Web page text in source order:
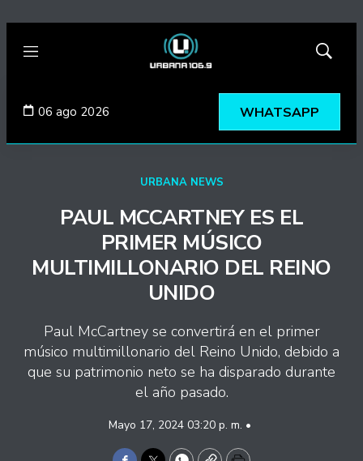
Menú
Mostrar
06 ago 2026 WHATSAPP
URBANA NEWS
PAUL MCCARTNEY ES EL
PRIMER MÚSICO
MULTIMILLONARIO DEL REINO
UNIDO
Paul McCartney se convertirá en el primer
músico multimillonario del Reino Unido, debido a
que su patrimonio neto se ha disparado durante
el año pasado.
Mayo 17, 2024 03:20 p. m. •